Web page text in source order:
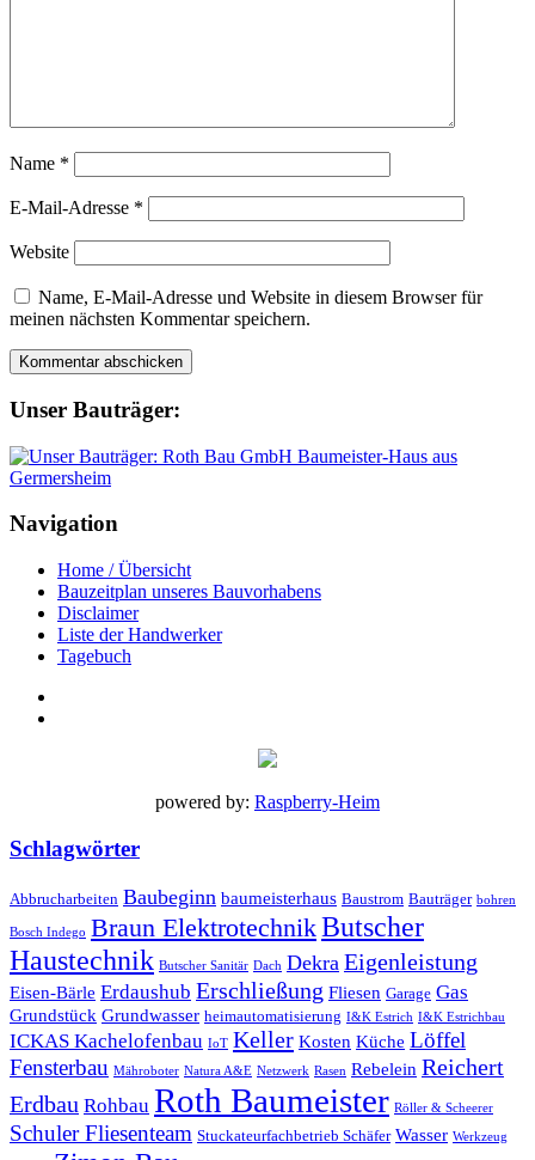
Name *
E-Mail-Adresse *
Website
Name, E-Mail-Adresse und Website in diesem Browser für
meinen nächsten Kommentar speichern.
Unser Bauträger:
Navigation
Home / Übersicht
Bauzeitplan unseres Bauvorhabens
Disclaimer
Liste der Handwerker
Tagebuch
powered by: Raspberry-Heim
Schlagwörter
Abbrucharbeiten Baubeginn baumeisterhaus Baustrom Bauträger bohren
Bosch Indego Braun ElektrotechnikButscher
Haustechnik Butscher Sanitär Dach Dekra Eigenleistung
Eisen-Bärle Erdaushub Erschließung Fliesen Garage Gas
Grundstück Grundwasser heimautomatisierung I&K Estrich I&K Estrichbau
ICKAS Kachelofenbau IoT Keller Kosten Küche Löffel
Fensterbau Mähroboter Natura A&E Netzwerk Rasen Rebelein Reichert
Erdbau Rohbau Roth Baumeister Röller & Scheerer
Schuler Fliesenteam Stuckateurfachbetrieb Schäfer Wasser Werkzeug